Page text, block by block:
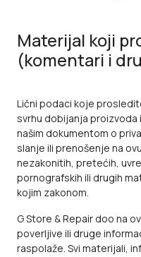
Materijal koji
(komentari i
Lični podaci koje
svrhu dobijanja proizvoda
našim dokumentom o
slanje ili prenošenje na
nezakonitih, pretećih,
pornografskih ili drugih
kojim zakonom.
G Store & Repair doo na
poverljive ili druge
raspolaže. Svi materijali,